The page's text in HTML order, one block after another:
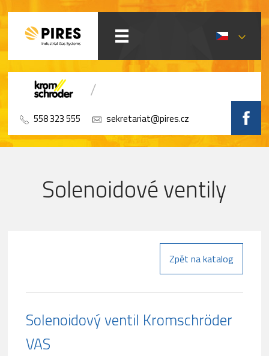
558 323 555 sekretariat@pires.cz
Solenoidové ventily
Zpět na katalog
Solenoidový ventil Kromschröder
VAS